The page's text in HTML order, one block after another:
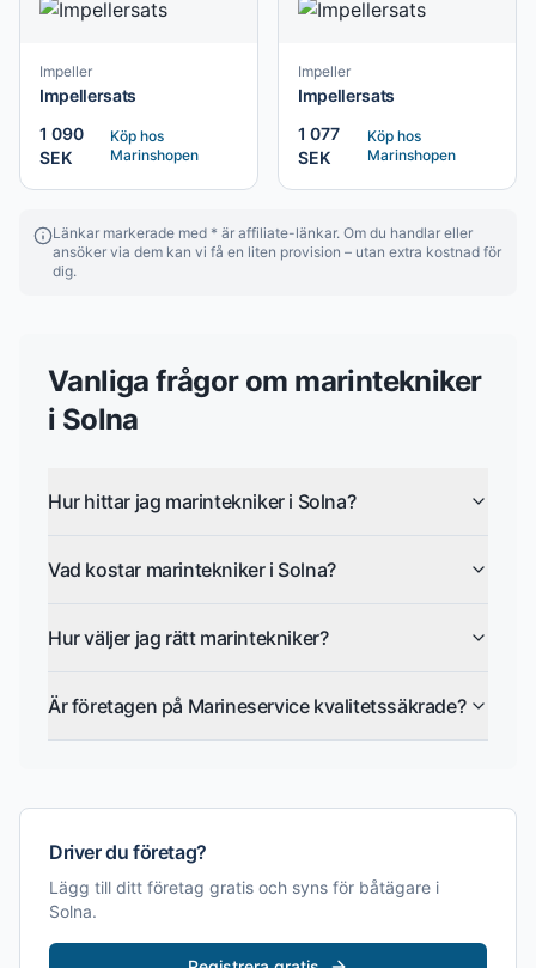
Impeller
Impellersats
1 090
SEK
Köp hos
Marinshopen
Impeller
Impellersats
1 077
SEK
Köp hos
Marinshopen
Länkar markerade med * är affiliate-länkar. Om du handlar eller
ansöker via dem kan vi få en liten provision – utan extra kostnad för
dig.
Vanliga frågor om marintekniker
i Solna
Hur hittar jag marintekniker i Solna?
Vad kostar marintekniker i Solna?
Hur väljer jag rätt marintekniker?
Är företagen på Marineservice kvalitetssäkrade?
Driver du företag?
Lägg till ditt företag gratis och syns för båtägare i
Solna.